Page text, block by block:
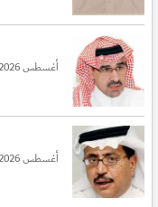
09 أغسطس 2026
09 أغسطس 2026